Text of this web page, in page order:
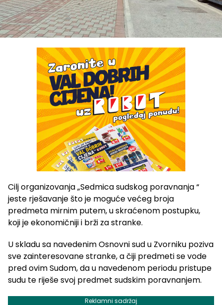
Cilj organizovanja „Sedmica sudskog poravnanja “
jeste rješavanje što je moguće većeg broja
predmeta mirnim putem, u skraćenom postupku,
koji je ekonomičniji i brži za stranke.
U skladu sa navedenim Osnovni sud u Zvorniku poziva
sve zainteresovane stranke, a čiji predmeti se vode
pred ovim Sudom, da u navedenom periodu pristupe
sudu te riješe svoj predmet sudskim poravnanjem.
Reklamni sadržaj